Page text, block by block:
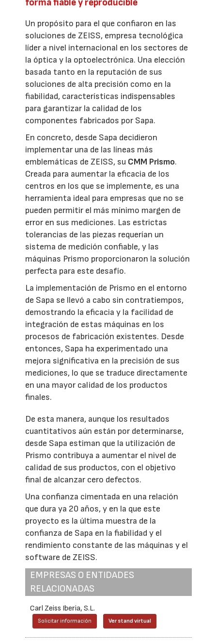
forma fiable y reproducible
Un propósito para el que confiaron en las
soluciones de ZEISS, empresa tecnológica
líder a nivel internacional en los sectores de
la óptica y la optoelectrónica. Una elección
basada tanto en la reputación de sus
soluciones de alta precisión como en la
fiabilidad, características indispensables
para garantizar la calidad de los
componentes fabricados por Sapa.
En concreto, desde Sapa decidieron
implementar una de las líneas más
emblemáticas de ZEISS, su CMM Prismo.
Creada para aumentar la eficacia de los
centros en los que se implemente, es una
herramienta ideal para empresas que no se
pueden permitir el más mínimo margen de
error en sus mediciones. Las estrictas
tolerancias de las piezas requerían un
sistema de medición confiable, y las
máquinas Prismo proporcionaron la solución
perfecta para este desafío.
La implementación de Prismo en el entorno
de Sapa se llevó a cabo sin contratiempos,
demostrando la eficacia y la facilidad de
integración de estas máquinas en los
procesos de fabricación existentes. Desde
entonces, Sapa ha experimentado una
mejora significativa en la precisión de sus
mediciones, lo que se traduce directamente
en una mayor calidad de los productos
finales.
De esta manera, aunque los resultados
cuantitativos aún están por determinarse,
desde Sapa estiman que la utilización de
Prismo contribuya a aumentar el nivel de
calidad de sus productos, con el objetivo
final de alcanzar cero defectos.
Una confianza cimentada en una relación
que dura ya 20 años, y en la que este
proyecto es la última muestra de la
confianza de Sapa en la fiabilidad y el
rendimiento constante de las máquinas y el
software de ZEISS.
EMPRESAS O ENTIDADES
RELACIONADAS
Carl Zeiss Iberia, S.L.
Solicitar información Ver stand virtual